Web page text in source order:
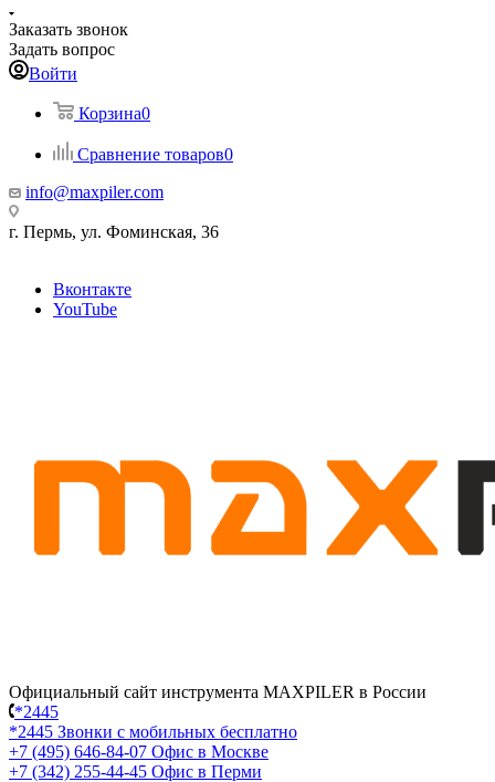
Заказать звонок
Задать вопрос
Войти
Корзина0
Сравнение товаров0
info@maxpiler.com
г. Пермь, ул. Фоминская, 36
Вконтакте
YouTube
Официальный сайт инструмента MAXPILER в России
*2445
*2445 Звонки с мобильных бесплатно
+7 (495) 646-84-07 Офис в Москве
+7 (342) 255-44-45 Офис в Перми